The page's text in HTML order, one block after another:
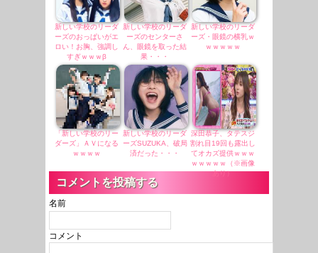
新しい学校のリーダ
ーズのおっぱいがエ
ロい！お胸、強調し
すぎｗｗｗβ
新しい学校のリーダ
ーズのセンターさ
ん、眼鏡を取った結
果・・・
新しい学校のリーダ
ーズ・眼鏡の横乳ｗ
ｗｗｗｗｗ
「新しい学校のリー
ダーズ」ＡＶになる
ｗｗｗｗ
新しい学校のリーダ
ーズSUZUKA、破局
済だった・・・
深田恭子、タテスジ
割れ目19回も露出し
てオカズ提供ｗｗｗ
ｗｗｗｗｗ（※画像
あり）
コメントを投稿する
名前
コメント